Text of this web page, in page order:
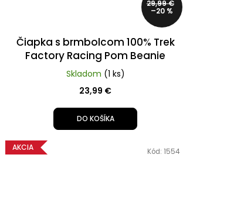
29,99 €
–20 %
Čiapka s brmbolcom 100% Trek
Factory Racing Pom Beanie
Skladom (1 ks)
23,99 €
DO KOŠÍKA
AKCIA Kód: 1554